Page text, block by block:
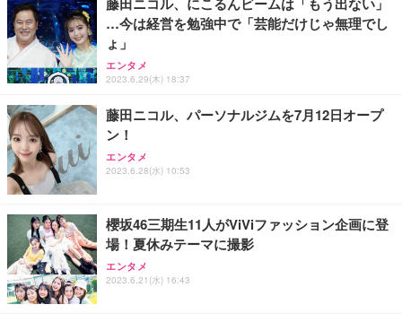
…今は経営を勉強中で「芸能だけじゃ無理でし
ょ」
エンタメ
2023.6.29(木) 18:37
藤田ニコル、パーソナルジムを7月12日オープ
ン！
エンタメ
2023.6.28(水) 10:53
櫻坂46三期生11人がViViファッション企画に登
場！夏休みテーマに撮影
エンタメ
2023.6.21(水) 16:43